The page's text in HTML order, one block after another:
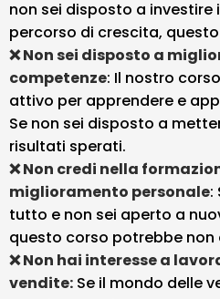
non sei disposto a investire
percorso di crescita,
❌ Non sei disposto a
competenze: Il nostro
attivo per apprendere e
Se non sei disposto a
risultati sperati.
❌ Non credi nella
miglioramento personale:
tutto e non sei aperto a
questo corso potrebbe non
❌ Non hai interesse a
vendite: Se il mondo delle